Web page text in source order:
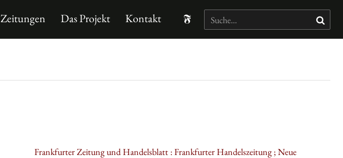
Zeitungen Das Projekt Kontakt
Frankfurter Zeitung und Handelsblatt : Frankfurter Handelszeitung ; Neue